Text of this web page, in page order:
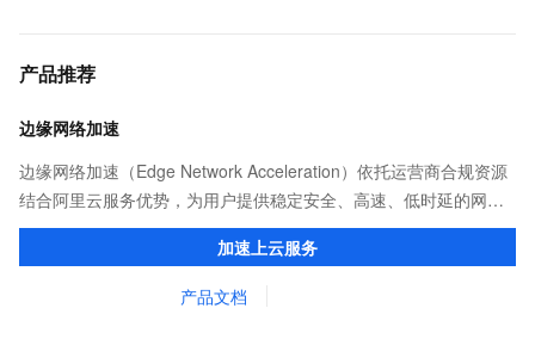
产品推荐
边缘网络加速
边缘网络加速（Edge Network Acceleration）依托运营商合规资源
结合阿里云服务优势，为用户提供稳定安全、高速、低时延的网络
传输，解决客户不同站点的连接、组网、数据安全传输、业务质量
加速上云服务
产品文档